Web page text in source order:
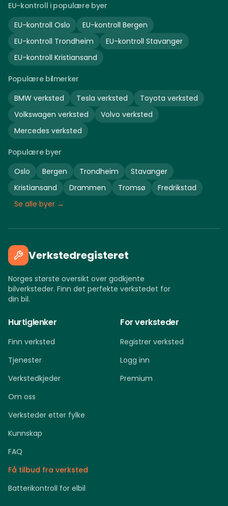
EU-kontroll i populære byer
EU-kontroll Oslo EU-kontroll Bergen
EU-kontroll Trondheim EU-kontroll Stavanger
EU-kontroll Kristiansand
Populære bilmerker
BMW verksted Tesla verksted Toyota verksted
Volkswagen verksted Volvo verksted
Mercedes verksted
Populære byer
Oslo
Bergen Trondheim
Stavanger
Kristiansand
Drammen Tromsø
Fredrikstad
Se alle byer →
Verkstedregisteret
Norges største oversikt over godkjente
bilverksteder. Finn det perfekte verkstedet for
din bil.
Hurtiglenker
Finn verksted
Tjenester
Verkstedkjeder
Om oss
Verksteder etter fylke
Kunnskap
FAQ
Få tilbud fra verksted
Batterikontroll for elbil
For verksteder
Registrer verksted
Logg inn
Premium